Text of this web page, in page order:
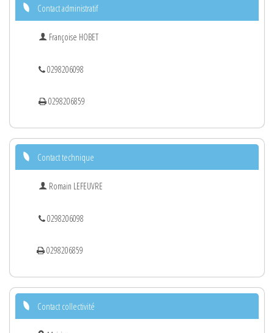
Contact administratif
Françoise HOBET
0298206098
0298206859
Contact technique
Romain LEFEUVRE
0298206098
0298206859
Contact collectivité